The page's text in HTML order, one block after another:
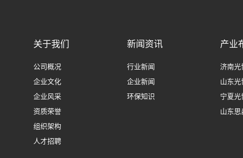
关于我们
公司概况
企业文化
企业风采
资质荣誉
组织架构
人才招聘
新闻资讯
行业新闻
企业新闻
环保知识
产业
济南光
山东光
宁夏光
山东思